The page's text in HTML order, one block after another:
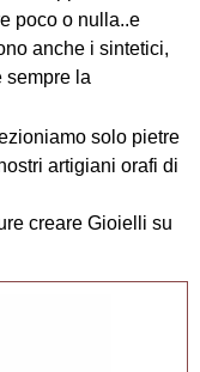
poco o nulla..e
anche i sintetici,
sempre la
solo pietre
artigiani orafi di
creare Gioielli su